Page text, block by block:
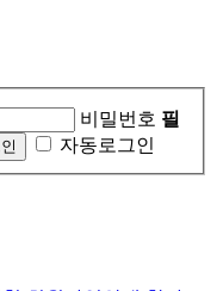
비밀번호 필
자동로그인